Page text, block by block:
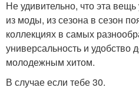
Не удивительно, что эта
из моды, из сезона в сезон
коллекциях в самых
универсальность и удобство
молодежным хитом.
В случае если тебе 30.